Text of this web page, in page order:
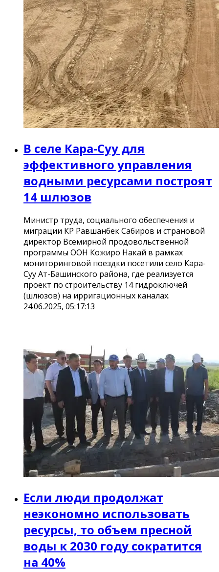
В селе Кара-Суу для
эффективного управления
водными ресурсами построят
14 шлюзов
Министр труда, социального обеспечения и
миграции КР Равшанбек Сабиров и страновой
директор Всемирной продовольственной
программы ООН Кожиро Накай в рамках
мониторинговой поездки посетили село Кара-
Суу Ат-Башинского района, где реализуется
проект по строительству 14 гидроключей
(шлюзов) на ирригационных каналах.
24.06.2025, 05:17:13
Если люди продолжат
неэкономно использовать
ресурсы, то объем пресной
воды к 2030 году сократится
на 40%